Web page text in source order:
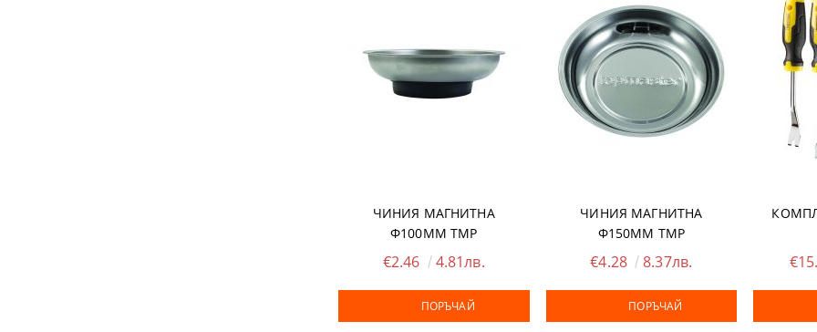
ЗАВАРЪЧНИ ШЛЕМОВЕ
ШАБЛОНИ
ЧИНИЯ МАГНИТНА
Ф100MM TMP
€2.46 4.81лв.
ПОРЪЧАЙ
ЧИНИЯ МАГНИТНА
Ф150MM TMP
€4.28 8.37лв.
ПОРЪЧАЙ